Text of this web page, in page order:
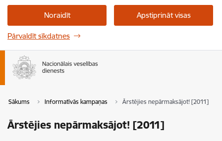
Noraidīt Apstiprināt visas
Pārvaldīt sīkdatnes
Sākums Informatīvās kampaņas Ārstējies nepārmaksājot! [2011]
Ārstējies nepārmaksājot! [2011]